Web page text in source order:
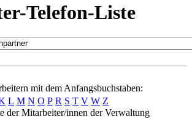
Telefon-Liste
mit dem Anfangsbuchstaben:
L M N O P R S T V W Z
der Mitarbeiter/innen der Verwaltung